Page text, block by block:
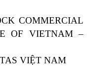
COMMERCIAL
OF VIETNAM –
VIỆT NAM